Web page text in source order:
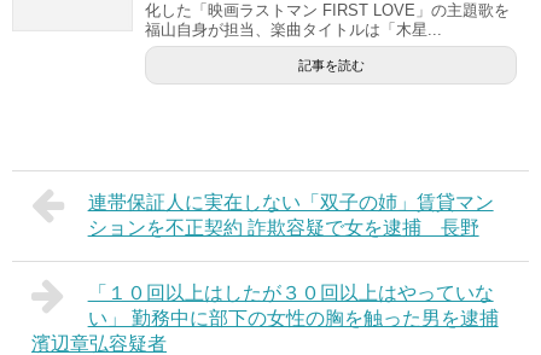
化した「映画ラストマン FIRST LOVE」の主題歌を
福山自身が担当、楽曲タイトルは「木星...
記事を読む
連帯保証人に実在しない「双子の姉」賃貸マン
ションを不正契約 詐欺容疑で女を逮捕 長野
「１０回以上はしたが３０回以上はやっていな
い」 勤務中に部下の女性の胸を触った男を逮捕
濱辺章弘容疑者